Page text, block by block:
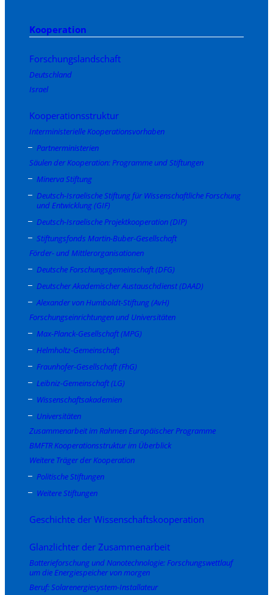
Kooperation
Forschungslandschaft
Deutschland
Israel
Kooperationsstruktur
Interministerielle Kooperationsvorhaben
Partnerministerien
Säulen der Kooperation: Programme und Stiftungen
Minerva Stiftung
Deutsch-Israelische Stiftung für Wissenschaftliche Forschung
und Entwicklung (GIF)
Deutsch-Israelische Projektkooperation (DIP)
Stiftungsfonds Martin-Buber-Gesellschaft
Förder- und Mittlerorganisationen
Deutsche Forschungsgemeinschaft (DFG)
Deutscher Akademischer Austauschdienst (DAAD)
Alexander von Humboldt-Stiftung (AvH)
Forschungseinrichtungen und Universitäten
Max-Planck-Gesellschaft (MPG)
Helmholtz-Gemeinschaft
Fraunhofer-Gesellschaft (FhG)
Leibniz-Gemeinschaft (LG)
Wissenschaftsakademien
Universitäten
Zusammenarbeit im Rahmen Europäischer Programme
BMFTR Kooperationsstruktur im Überblick
Weitere Träger der Kooperation
Politische Stiftungen
Weitere Stiftungen
Geschichte der Wissenschaftskooperation
Glanzlichter der Zusammenarbeit
Batterieforschung und Nanotechnologie: Forschungswettlauf
um die Energiespeicher von morgen
Beruf: Solarenergiesystem-Installateur